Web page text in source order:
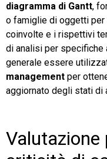
diagramma di Gantt,
o famiglie di oggetti per
coinvolte e i rispettivi
di analisi per specifiche
generale essere
management per
aggiornato degli stati di
Valutazione